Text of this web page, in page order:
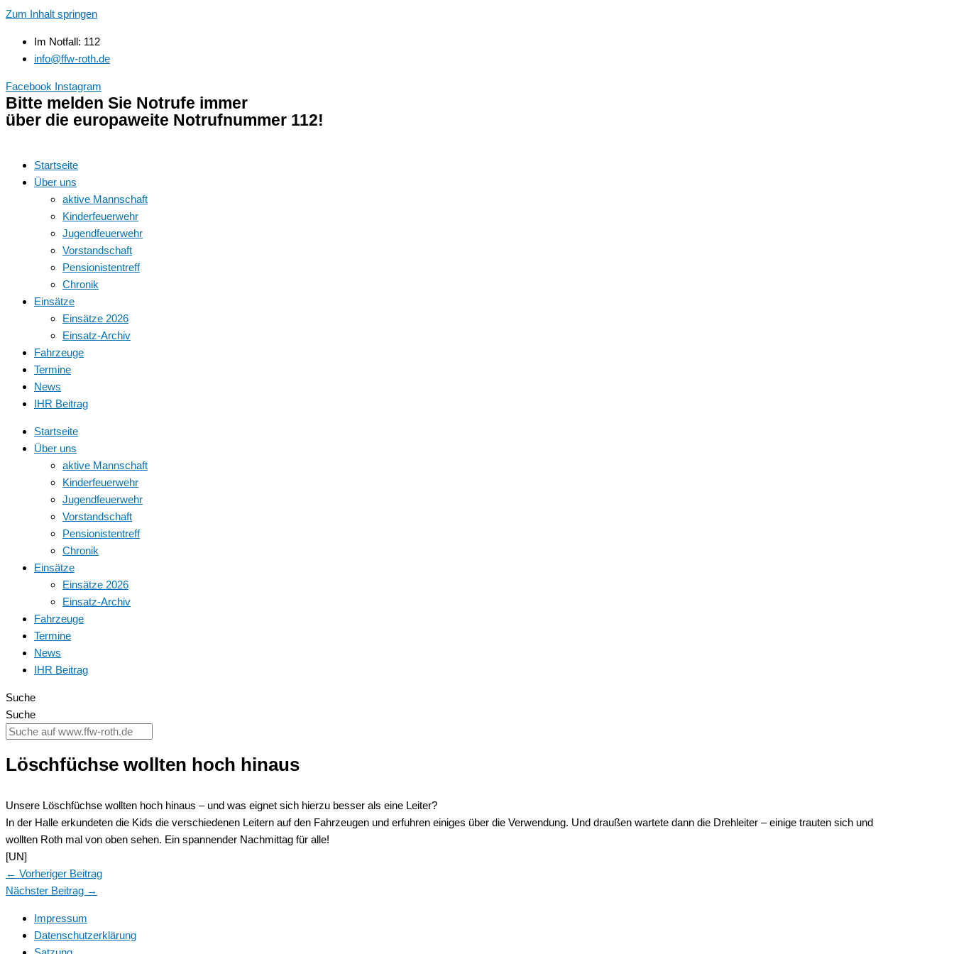
Zum Inhalt springen
Im Notfall: 112
info@ffw-roth.de
Facebook Instagram
Bitte melden Sie Notrufe immer
über die europaweite Notrufnummer 112!
Startseite
Über uns
aktive Mannschaft
Kinderfeuerwehr
Jugendfeuerwehr
Vorstandschaft
Pensionistentreff
Chronik
Einsätze
Einsätze 2026
Einsatz-Archiv
Fahrzeuge
Termine
News
IHR Beitrag
Startseite
Über uns
aktive Mannschaft
Kinderfeuerwehr
Jugendfeuerwehr
Vorstandschaft
Pensionistentreff
Chronik
Einsätze
Einsätze 2026
Einsatz-Archiv
Fahrzeuge
Termine
News
IHR Beitrag
Suche
Suche
Löschfüchse wollten hoch hinaus
Unsere Löschfüchse wollten hoch hinaus – und was eignet sich hierzu besser als eine Leiter?
In der Halle erkundeten die Kids die verschiedenen Leitern auf den Fahrzeugen und erfuhren einiges über die Verwendung. Und draußen wartete dann die Drehleiter – einige trauten sich und
wollten Roth mal von oben sehen. Ein spannender Nachmittag für alle!
[UN]
← Vorheriger Beitrag
Nächster Beitrag →
Impressum
Datenschutzerklärung